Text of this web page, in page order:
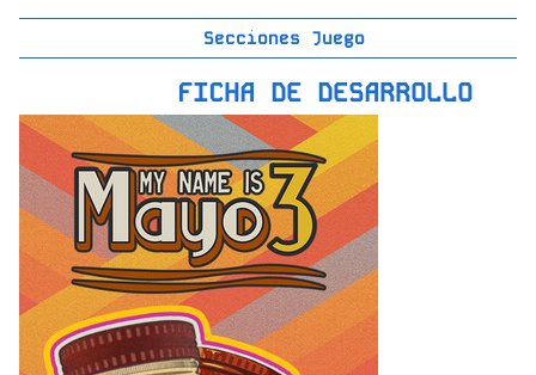
Secciones Juego
FICHA DE DESARROLLO